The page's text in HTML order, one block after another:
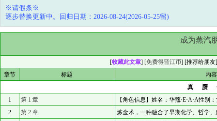
※请假条※
逐步替换更新中。回归日期：2026-08-24(2026-05-25留)
成为蒸汽
[收藏此文章] [免费得晋江币] [推荐给朋友
章节
标题
内
真
1
第 1 章
【角色信息】姓名：华蔻·E·A·A性
2
第 2 章 炼金术，一种融合了早期化学、哲学